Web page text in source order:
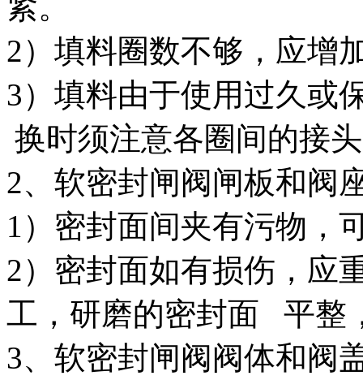
2）填料圈数不够，应增
3）填料由于使用过久
换时须注意各圈间的接
2、软密封闸阀闸板和阀
1）密封面间夹有污物，
2）密封面如有损伤，应
工，研磨的密封面 平整
3、软密封闸阀阀体和阀